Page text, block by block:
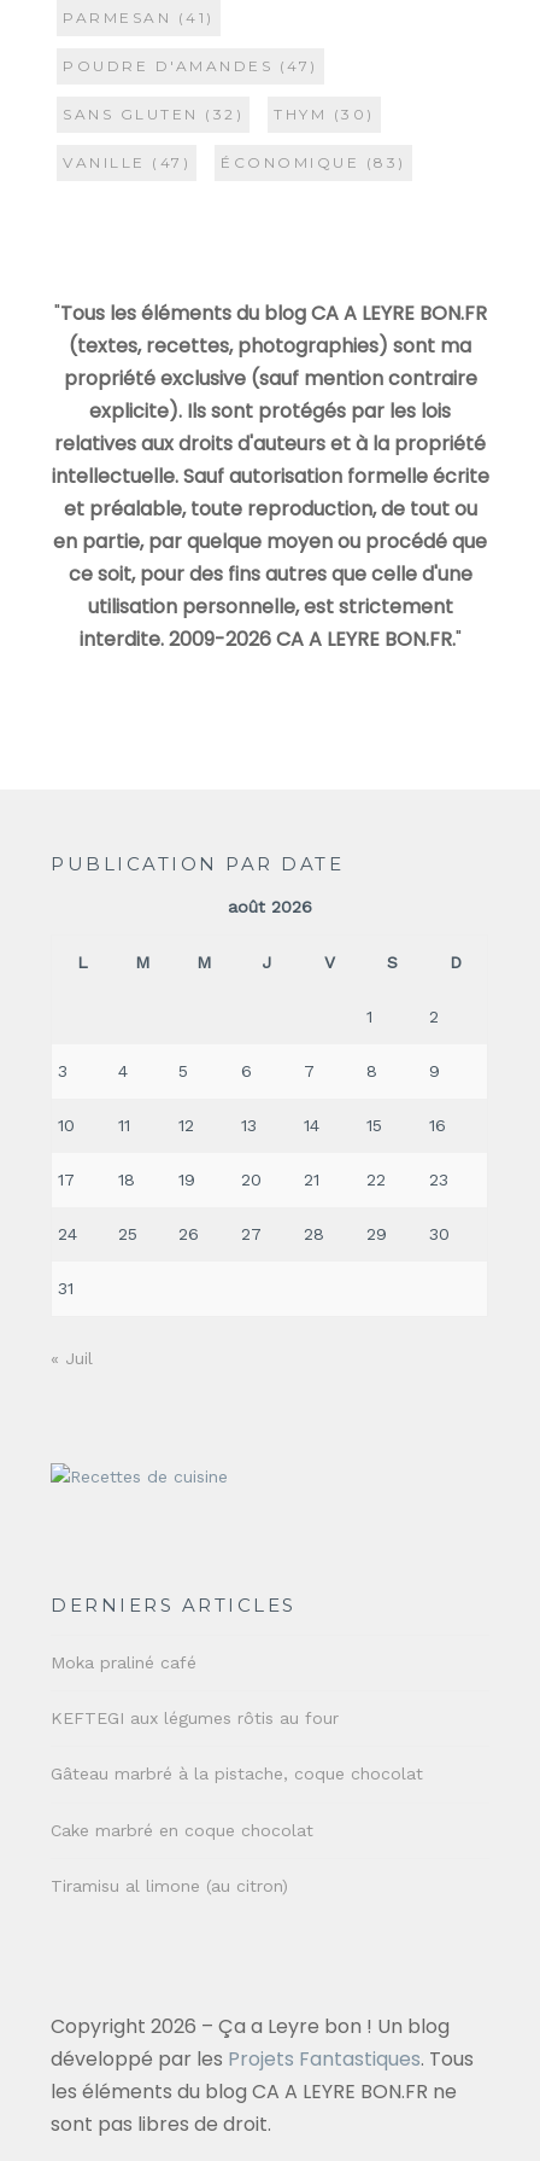
PARMESAN (41)
POUDRE D'AMANDES (47)
SANS GLUTEN (32) THYM (30)
VANILLE (47) ÉCONOMIQUE (83)
"Tous les éléments du blog CA A LEYRE BON.FR
(textes, recettes, photographies) sont ma
propriété exclusive (sauf mention contraire
explicite). Ils sont protégés par les lois
relatives aux droits d'auteurs et à la propriété
intellectuelle. Sauf autorisation formelle écrite
et préalable, toute reproduction, de tout ou
en partie, par quelque moyen ou procédé que
ce soit, pour des fins autres que celle d'une
utilisation personnelle, est strictement
interdite. 2009-2026 CA A LEYRE BON.FR."
PUBLICATION PAR DATE
août 2026
L M M J V S D
1 2
3 4 5 6 7 8 9
10 11 12 13 14 15 16
17 18 19 20 21 22 23
24 25 26 27 28 29 30
31
« Juil
DERNIERS ARTICLES
Moka praliné café
KEFTEGI aux légumes rôtis au four
Gâteau marbré à la pistache, coque chocolat
Cake marbré en coque chocolat
Tiramisu al limone (au citron)
Copyright 2026 – Ça a Leyre bon ! Un blog
développé par les Projets Fantastiques. Tous
les éléments du blog CA A LEYRE BON.FR ne
sont pas libres de droit.